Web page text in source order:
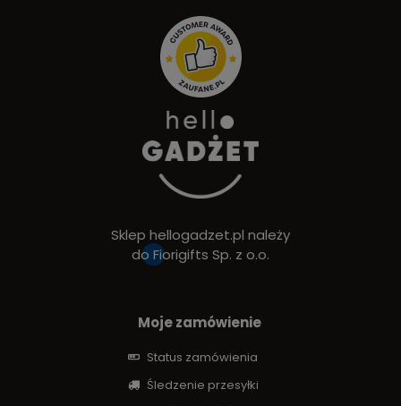
Sklep hellogadzet.pl należy
do Fiorigifts Sp. z o.o.
Moje zamówienie
Status zamówienia
Śledzenie przesyłki